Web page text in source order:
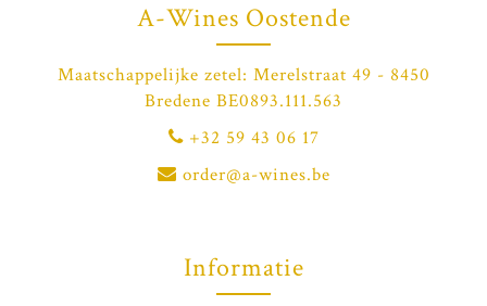
A-Wines Oostende
Maatschappelijke zetel: Merelstraat 49 - 8450
Bredene BE0893.111.563
+32 59 43 06 17
order@a-wines.be
Informatie